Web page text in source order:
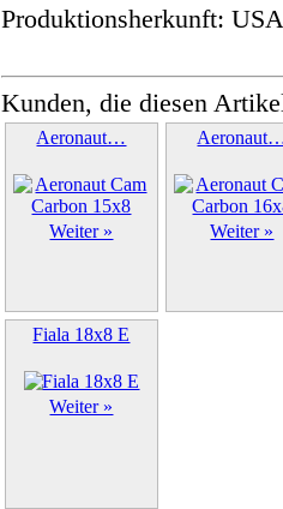
Produktionsherkunft: USA
Kunden, die diesen
Aeronaut…
Weiter » Weiter »
Fiala 18x8 E
Weiter »